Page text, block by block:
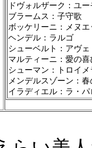
ドヴォルザーク：
ブラームス
ボッケリーニ：メヌ
ヘンデル：ラルゴ
シューベルト：ア
マルティーニ：愛の
シューマン：トロ
メンデルスゾ
イラディエル：ラ・